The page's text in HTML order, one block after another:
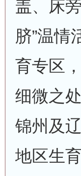
盖、床
脐”温情
育专区
细微之
锦州及
地区生